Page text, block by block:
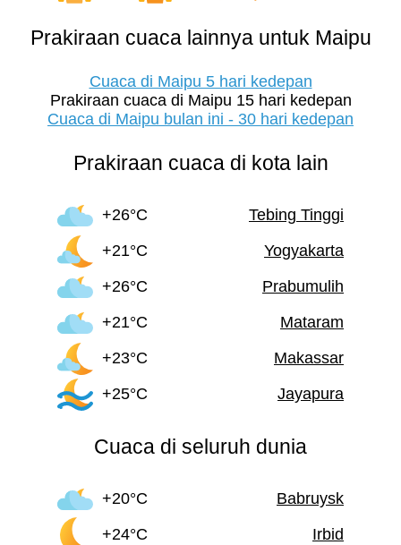
Prakiraan cuaca lainnya untuk Maipu
Cuaca di Maipu 5 hari kedepan
Prakiraan cuaca di Maipu 15 hari kedepan
Cuaca di Maipu bulan ini - 30 hari kedepan
Prakiraan cuaca di kota lain
+26°C
Tebing Tinggi
+21°C
Yogyakarta
+26°C
Prabumulih
+21°C
Mataram
+23°C
Makassar
+25°C
Jayapura
Cuaca di seluruh dunia
+20°C
Babruysk
+24°C
Irbid